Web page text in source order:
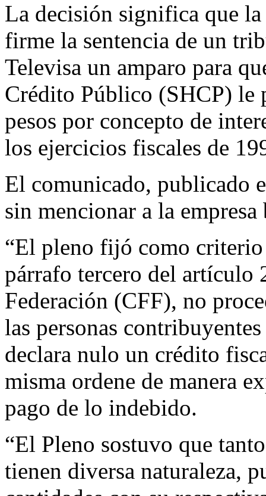
La decisión significa que
firme la sentencia de un
Televisa un amparo para
Crédito Público (SHCP) le
pesos por concepto de
los ejercicios fiscales de
El comunicado, publicado
sin mencionar a la
“El pleno fijó como
párrafo tercero del artículo
Federación (CFF), no
las personas
declara nulo un crédito
misma ordene de manera
pago de lo indebido.
“El Pleno sostuvo que
tienen diversa naturaleza,